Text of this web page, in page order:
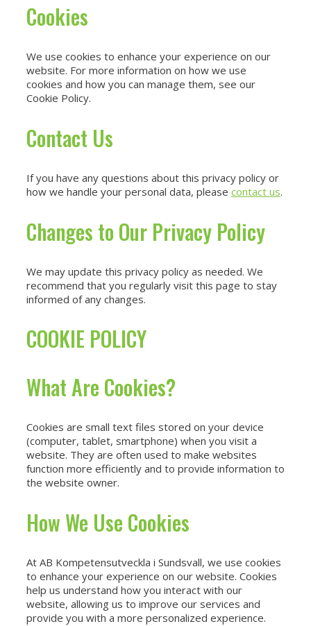
Cookies
We use cookies to enhance your experience on our
website. For more information on how we use
cookies and how you can manage them, see our
Cookie Policy.
Contact Us
If you have any questions about this privacy policy or
how we handle your personal data, please contact us.
Changes to Our Privacy Policy
We may update this privacy policy as needed. We
recommend that you regularly visit this page to stay
informed of any changes.
COOKIE POLICY
What Are Cookies?
Cookies are small text files stored on your device
(computer, tablet, smartphone) when you visit a
website. They are often used to make websites
function more efficiently and to provide information to
the website owner.
How We Use Cookies
At AB Kompetensutveckla i Sundsvall, we use cookies
to enhance your experience on our website. Cookies
help us understand how you interact with our
website, allowing us to improve our services and
provide you with a more personalized experience.